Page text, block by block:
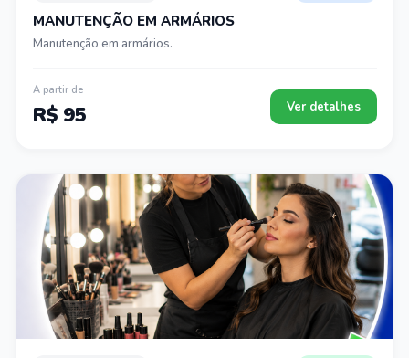
MANUTENÇÃO EM ARMÁRIOS
Manutenção em armários.
A partir de
R$ 95 Ver detalhes